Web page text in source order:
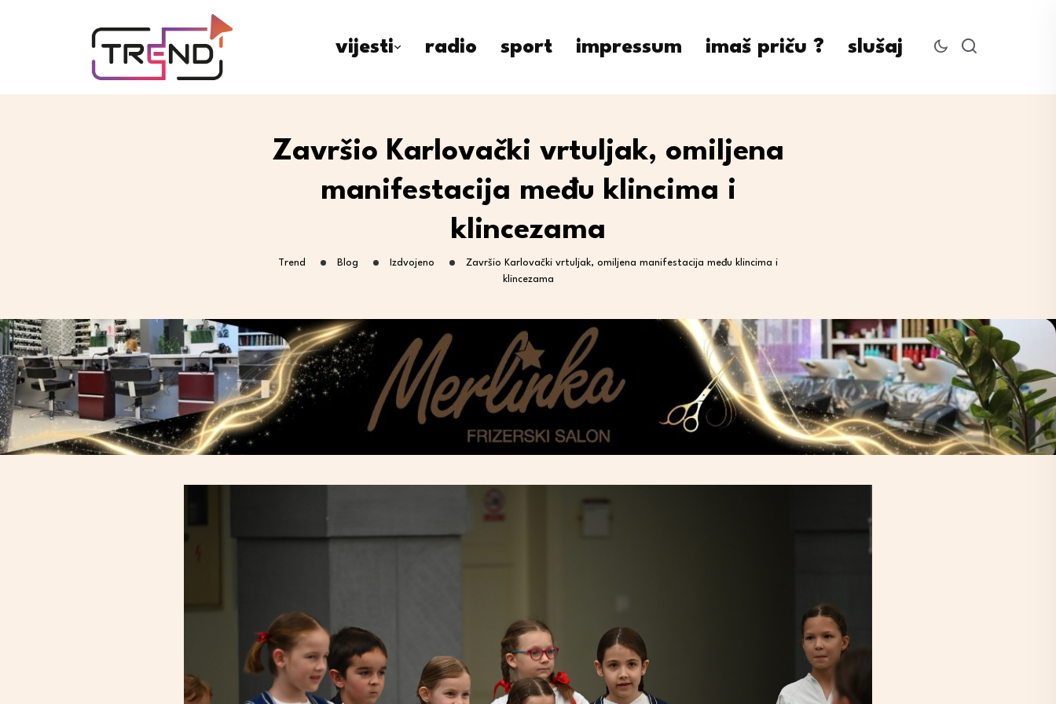
vijesti radio sport impressum imaš priču ? slušaj
Završio Karlovački vrtuljak, omiljena
manifestacija među klincima i
klincezama
Trend Blog Izdvojeno
Završio Karlovački vrtuljak, omiljena manifestacija među klincima i
klincezama